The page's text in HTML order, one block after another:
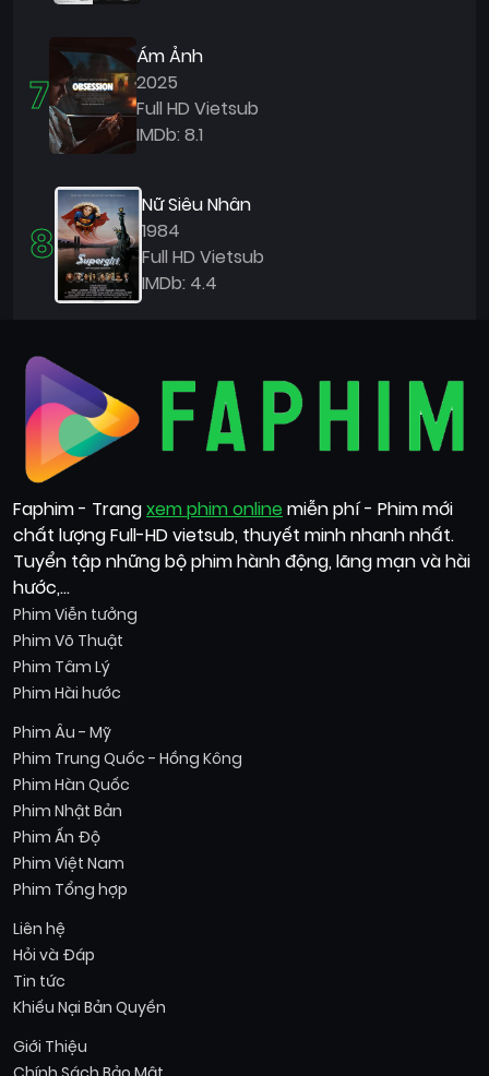
7
Ám Ảnh
2025
Full HD Vietsub
IMDb: 8.1
8
Nữ Siêu Nhân
1984
Full HD Vietsub
IMDb: 4.4
Faphim - Trangxem phim online miễn phí - Phim mới
chất lượng Full-HD vietsub, thuyết minh nhanh nhất.
Tuyển tập những bộ phim hành động, lãng mạn và hài
hước,...
Phim Viễn tưởng
Phim Võ Thuật
Phim Tâm Lý
Phim Hài hước
Phim Âu - Mỹ
Phim Trung Quốc - Hồng Kông
Phim Hàn Quốc
Phim Nhật Bản
Phim Ấn Độ
Phim Việt Nam
Phim Tổng hợp
Liên hệ
Hỏi và Đáp
Tin tức
Khiếu Nại Bản Quyền
Giới Thiệu